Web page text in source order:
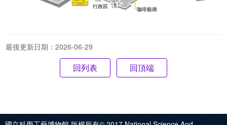
最後更新日期：2026-06-29
回頂端